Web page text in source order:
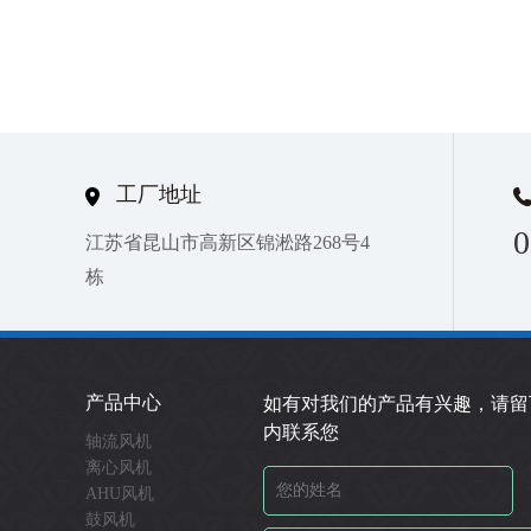
工厂地址
江苏省昆山市高新区锦淞路268号4
栋
产品中心
轴流风机
离心风机
AHU风机
鼓风机
如有对我们的产品有兴趣，请
内联系您